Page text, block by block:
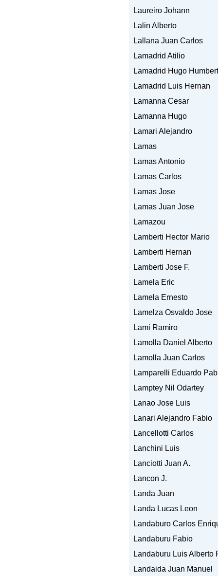
Laureiro Johann
Lalin Alberto
Lallana Juan Carlos
Lamadrid Atilio
Lamadrid Hugo
Lamadrid Luis Hernan
Lamanna Cesar
Lamanna Hugo
Lamari Alejandro
Lamas
Lamas Antonio
Lamas Carlos
Lamas Jose
Lamas Juan Jose
Lamazou
Lamberti Hector Mario
Lamberti Hernan
Lamberti Jose F.
Lamela Eric
Lamela Ernesto
Lamelza Osvaldo Jose
Lami Ramiro
Lamolla Daniel Alberto
Lamolla Juan Carlos
Lamparelli Eduardo
Lamptey Nil Odartey
Lanao Jose Luis
Lanari Alejandro Fabio
Lancellotti Carlos
Lanchini Luis
Lanciotti Juan A.
Lancon J.
Landa Juan
Landa Lucas Leon
Landaburo Carlos
Landaburu Fabio
Landaburu Luis Alberto
Landaida Juan Manuel